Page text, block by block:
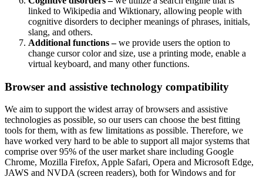
linked to Wikipedia and Wiktionary, allowing people with
cognitive disorders to decipher meanings of phrases, initials,
slang, and others.
Additional functions –we provide users the option to
change cursor color and size, use a printing mode, enable a
virtual keyboard, and many other functions.
Browser and assistive technology compatibility
We aim to support the widest array of browsers and assistive
technologies as possible, so our users can choose the best fitting
tools for them, with as few limitations as possible. Therefore, we
have worked very hard to be able to support all major systems that
comprise over 95% of the user market share including Google
Chrome, Mozilla Firefox, Apple Safari, Opera and Microsoft Edge,
JAWS and NVDA (screen readers), both for Windows and for